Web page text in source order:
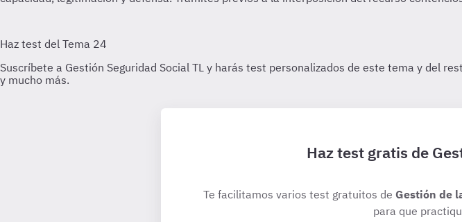
Haz test gratis de
Te facilitamos varios test gratuitos de Gestión de
para que